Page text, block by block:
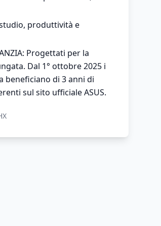
produttività e
Progettati per la
Dal 1° ottobre 2025 i
beneficiano di 3 anni di
sul sito ufficiale ASUS.